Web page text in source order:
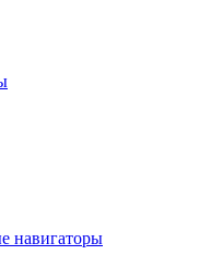
навигаторы